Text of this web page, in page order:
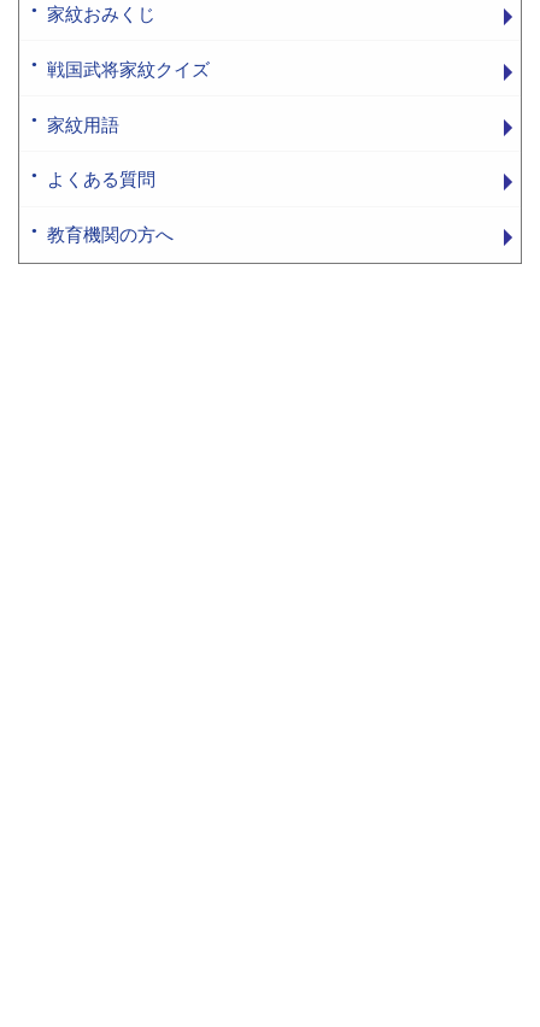
家紋おみくじ
戦国武将家紋クイズ
家紋用語
よくある質問
教育機関の方へ